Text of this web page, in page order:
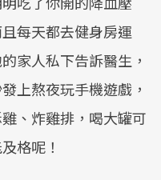
每天都去健身房運
家人私下告訴醫生，
上熬夜玩手機遊戲，
、炸雞排，喝大罐可
格呢！